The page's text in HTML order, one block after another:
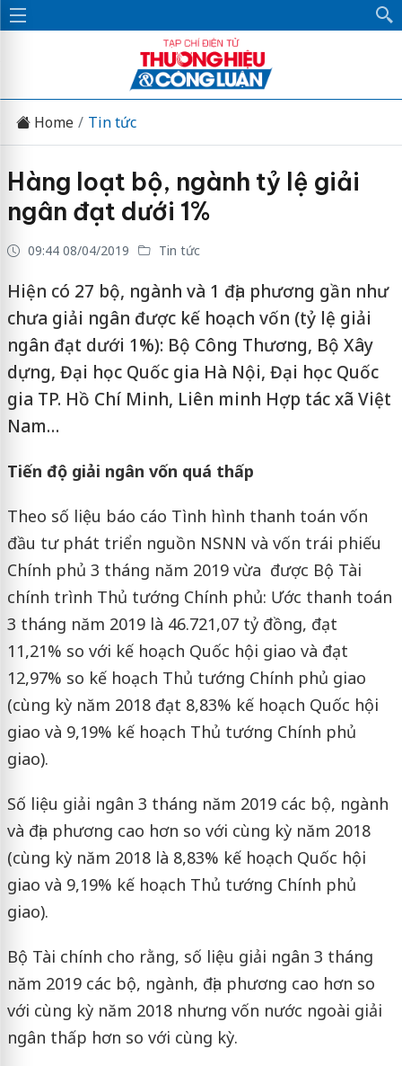
Home Tin tức
Hàng loạt bộ, ngành tỷ lệ giải
ngân đạt dưới 1%
09:44 08/04/2019 Tin tức
Hiện có 27 bộ, ngành và 1 địa phương gần như
chưa giải ngân được kế hoạch vốn (tỷ lệ giải
ngân đạt dưới 1%): Bộ Công Thương, Bộ Xây
dựng, Đại học Quốc gia Hà Nội, Đại học Quốc
gia TP. Hồ Chí Minh, Liên minh Hợp tác xã Việt
Nam…
Tiến độ giải ngân vốn quá thấp
Theo số liệu báo cáo Tình hình thanh toán vốn
đầu tư phát triển nguồn NSNN và vốn trái phiếu
Chính phủ 3 tháng năm 2019 vừa được Bộ Tài
chính trình Thủ tướng Chính phủ: Ước thanh toán
3 tháng năm 2019 là 46.721,07 tỷ đồng, đạt
11,21% so với kế hoạch Quốc hội giao và đạt
12,97% so kế hoạch Thủ tướng Chính phủ giao
(cùng kỳ năm 2018 đạt 8,83% kế hoạch Quốc hội
giao và 9,19% kế hoạch Thủ tướng Chính phủ
giao).
Số liệu giải ngân 3 tháng năm 2019 các bộ, ngành
và địa phương cao hơn so với cùng kỳ năm 2018
(cùng kỳ năm 2018 là 8,83% kế hoạch Quốc hội
giao và 9,19% kế hoạch Thủ tướng Chính phủ
giao).
Bộ Tài chính cho rằng, số liệu giải ngân 3 tháng
năm 2019 các bộ, ngành, địa phương cao hơn so
với cùng kỳ năm 2018 nhưng vốn nước ngoài giải
ngân thấp hơn so với cùng kỳ.